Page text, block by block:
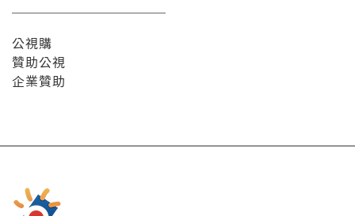
公視購
贊助公視
企業贊助